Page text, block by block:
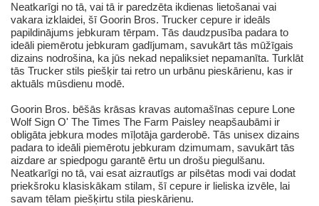
Neatkarīgi no tā, vai tā ir paredzēta ikdienas lietošanai vai
vakara izklaidei, šī Goorin Bros. Trucker cepure ir ideāls
papildinājums jebkuram tērpam. Tās daudzpusība padara to
ideāli piemērotu jebkuram gadījumam, savukārt tās mūžīgais
dizains nodrošina, ka jūs nekad nepaliksiet nepamanīta. Turklāt
tās Trucker stils piešķir tai retro un urbānu pieskārienu, kas ir
aktuāls mūsdienu modē.
Goorin Bros. bēšās krāsas kravas automašīnas cepure Lone
Wolf Sign O' The Times The Farm Paisley neapšaubāmi ir
obligāta jebkura modes mīļotāja garderobē. Tās unisex dizains
padara to ideāli piemērotu jebkuram dzimumam, savukārt tās
aizdare ar spiedpogu garantē ērtu un drošu piegulšanu.
Neatkarīgi no tā, vai esat aizrautīgs ar pilsētas modi vai dodat
priekšroku klasiskākam stilam, šī cepure ir lieliska izvēle, lai
savam tēlam piešķirtu stila pieskārienu.